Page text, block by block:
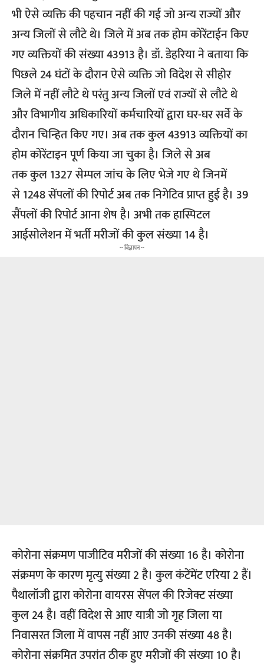
भी ऐसे व्यक्ति की पहचान नहीं की गई जो अन्य राज्यों और
अन्य जिलों से लौटे थे। जिले में अब तक होम कोरेंटाईन किए
गए व्यक्तियों की संख्या 43913 है। डॉ. डेहरिया ने बताया कि
पिछले 24 घंटों के दौरान ऐसे व्यक्ति जो विदेश से सीहोर
जिले में नहीं लौटे थे परंतु अन्य जिलों एवं राज्यों से लौटे थे
और विभागीय अधिकारियों कर्मचारियों द्वारा घर-घर सर्वे के
दौरान चिन्हित किए गए। अब तक कुल 43913 व्यक्तियों का
होम कोरेंटाइन पूर्ण किया जा चुका है। जिले से अब
तक कुल 1327 सेम्पल जांच के लिए भेजे गए थे जिनमें
से 1248 सेंपलों की रिपोर्ट अब तक निगेटिव प्राप्त हुई है। 39
सैंपलों की रिपोर्ट आना शेष है। अभी तक हास्पिटल
आईसोलेशन में भर्ती मरीजों की कुल संख्या 14 है।
-- विज्ञापन --
कोरोना संक्रमण पाजीटिव मरीजों की संख्या 16 है। कोरोना
संक्रमण के कारण मृत्यु संख्या 2 है। कुल कंटेंमेंट एरिया 2 हैं।
पैथालॉजी द्वारा कोरोना वायरस सेंपल की रिजेक्ट संख्या
कुल 24 है। वहीं विदेश से आए यात्री जो गृह जिला या
निवासरत जिला में वापस नहीं आए उनकी संख्या 48 है।
कोरोना संक्रमित उपरांत ठीक हुए मरीजों की संख्या 10 है।